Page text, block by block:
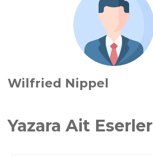
Wilfried Nippel
Yazara Ait Eserler